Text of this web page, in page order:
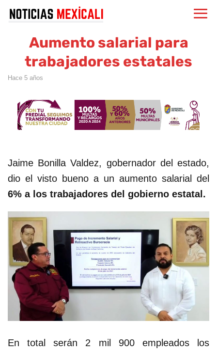
Aumento salarial para
trabajadores estatales
hace 5 años
Jaime Bonilla Valdez, gobernador del estado,
dio el visto bueno a un aumento salarial del
6% a los trabajadores del gobierno estatal.
En total serán 2 mil 900 empleados los